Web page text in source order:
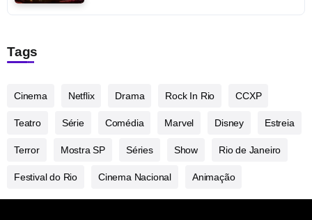
Tags
Cinema Netflix Drama Rock In Rio CCXP
Teatro Série Comédia Marvel Disney Estreia
Terror Mostra SP Séries Show Rio de Janeiro
Festival do Rio Cinema Nacional Animação